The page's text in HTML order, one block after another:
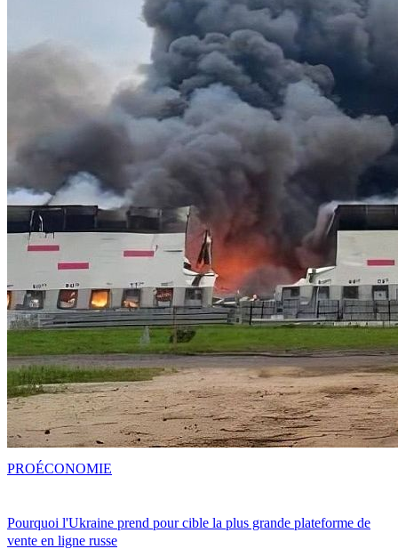
Pourquoi l'Ukraine prend pour cible la plus grande plateforme de
vente en ligne russe
PROÉCONOMIE